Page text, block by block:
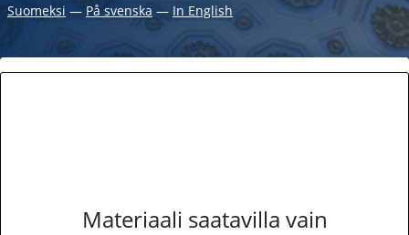
Suomeksi ― På svenska ― In English
Materiaali saatavilla vain